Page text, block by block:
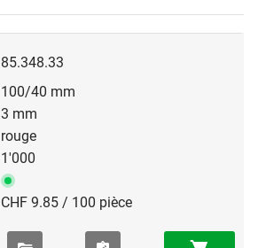
85.348.33
100/40 mm
3 mm
rouge
1'000
CHF 9.85 / 100 pièce